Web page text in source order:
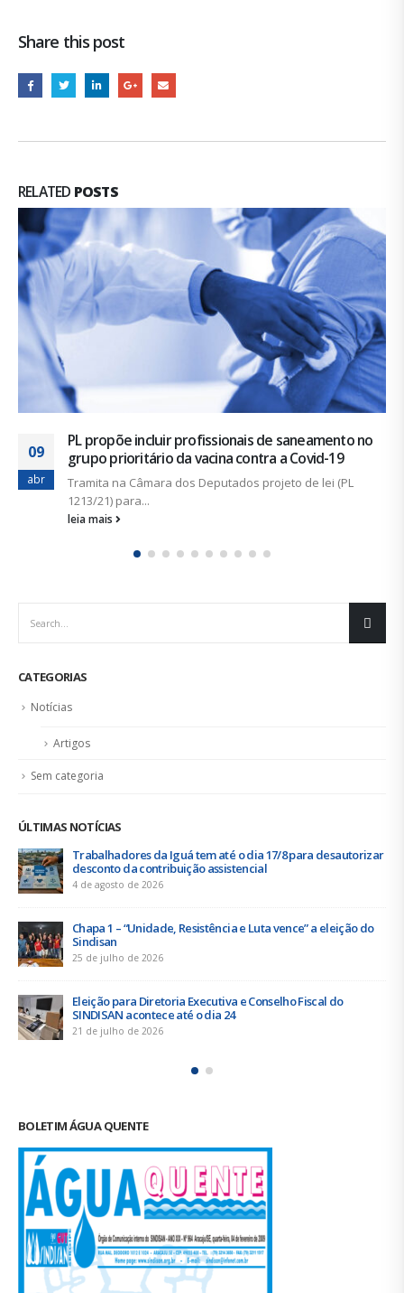
Share this post
RELATED POSTS
19
fev
COHIDRO: sem negociação do ACT há quatro anos
A direção da COHIDRO não se manifesta sobre o Acordo
Coletivo....
leia mais
CATEGORIAS
Notícias
Artigos
empresa para o ACT 2026-2027
BOLETIM ÁGUA QUENTE
FALE CONOSCO